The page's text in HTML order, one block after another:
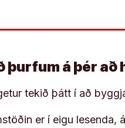
þurfum á þér að
tekið þátt í að
er í eigu lesenda,